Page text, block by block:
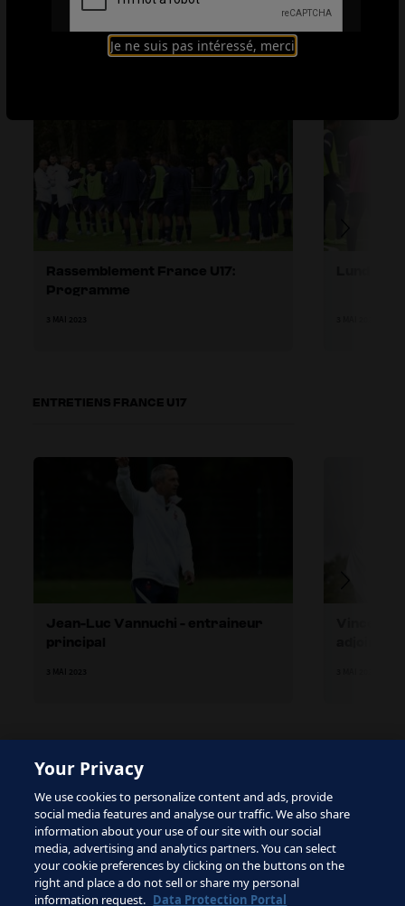
Je ne suis pas intéressé, merci
RASSEMBLEMENT FRANCE U17
ENTRETIENS FRANCE U17
The site is protected by reCAPTCHA and the Google
Privacy PolicyandTerms of Serviceapply.
Conditions d'utilisation
Your Privacy
We use cookies to personalize content and ads, provide
social media features and analyse our traffic. We also share
information about your use of our site with our social
media, advertising and analytics partners. You can select
your cookie preferences by clicking on the buttons on the
right and place a do not sell or share my personal
information request. Data Protection Portal